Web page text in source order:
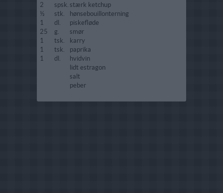
2
spsk. stærk ketchup
½
stk.
hønsebouillonterning
1
dl.
piskefløde
25
g.
smør
1
tsk.
karry
1
tsk.
paprika
1
dl.
hvidvin
lidt estragon
salt
peber